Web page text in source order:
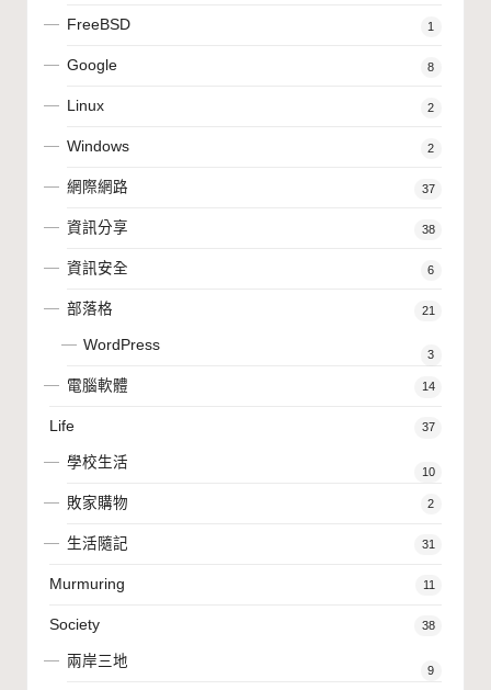
FreeBSD 1
Google 8
Linux 2
Windows 2
網際網路 37
資訊分享 38
資訊安全 6
部落格 21
WordPress
3
電腦軟體 14
Life 37
學校生活
10
敗家購物 2
生活隨記 31
Murmuring 11
Society 38
兩岸三地
9